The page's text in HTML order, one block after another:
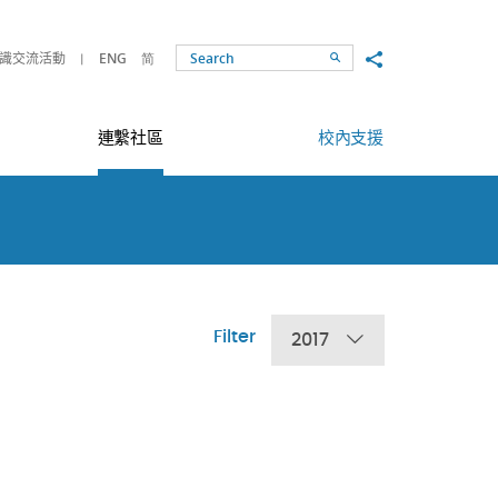
交流活動 ENG 简 SearchShare to
連繫社區 校內支援
Filter 2017